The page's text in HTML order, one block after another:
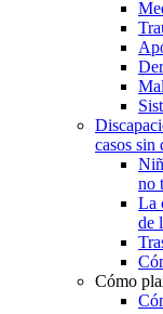
casos sin
no
La
de
Cómo